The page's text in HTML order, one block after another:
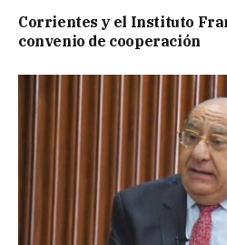
Corrientes y el Instituto
convenio de cooperación